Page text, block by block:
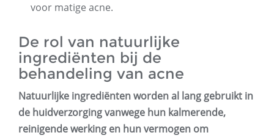
voor matige acne.
De rol van natuurlijke
ingrediënten bij de
behandeling van acne
Natuurlijke ingrediënten worden al lang gebruikt in
de huidverzorging vanwege hun kalmerende,
reinigende werking en hun vermogen om